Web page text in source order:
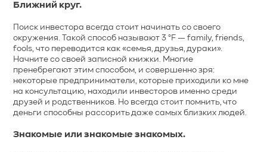
Ближний круг.
Поиск инвестора всегда стоит начинать со своего
окружения. Такой способ называют 3 °F — family, friends,
fools, что переводится как «семья, друзья, дураки».
Начните со своей записной книжки. Многие
пренебрегают этим способом, и совершенно зря:
некоторые предприниматели, которые приходили ко мне
на консультацию, находили инвесторов именно среди
друзей и родственников. Но всегда стоит помнить, что
деньги способны рассорить даже самых близких людей.
Знакомые или знакомые знакомых.